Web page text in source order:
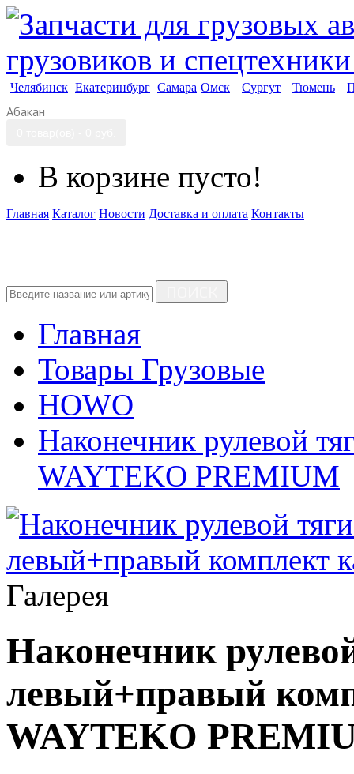
Челябинск Екатеринбург Самара Омск Сургут Тюмень
Абакан
В корзине пусто!
Главная Каталог Новости Доставка и оплата Контакты
Главная
Товары Грузовые
HOWO
Наконечник рулевой
WAYTEKO PREMIUM
Галерея
Наконечник
левый+правый
WAYTEKO